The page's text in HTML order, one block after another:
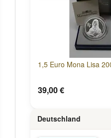
1,5 Euro Mona Lisa
39,00 €
Deutschland